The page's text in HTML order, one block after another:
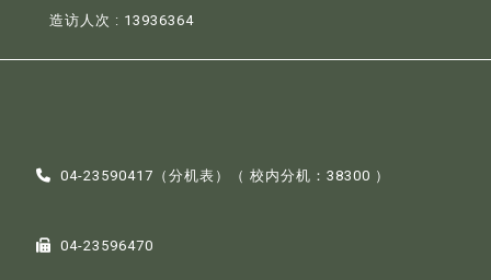
造访人次 : 13936364
04-23590417（分机表 ）（ 校内分机：38300 ）
04-23596470